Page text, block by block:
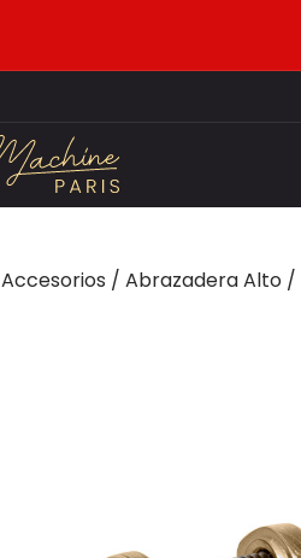
Accesorios / Abrazadera Alto /